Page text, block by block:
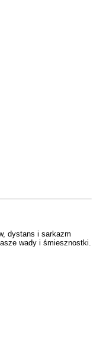
dystans i sarkazm
wady i śmiesznostki.